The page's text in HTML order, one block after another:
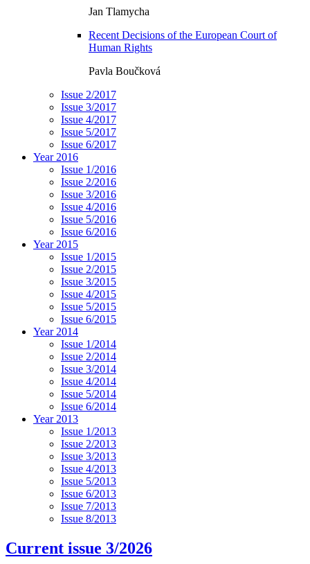
Jan Tlamycha
Recent Decisions of the European Court of
Human Rights
Pavla Boučková
Issue 2/2017
Issue 3/2017
Issue 4/2017
Issue 5/2017
Issue 6/2017
Year 2016
Issue 1/2016
Issue 2/2016
Issue 3/2016
Issue 4/2016
Issue 5/2016
Issue 6/2016
Year 2015
Issue 1/2015
Issue 2/2015
Issue 3/2015
Issue 4/2015
Issue 5/2015
Issue 6/2015
Year 2014
Issue 1/2014
Issue 2/2014
Issue 3/2014
Issue 4/2014
Issue 5/2014
Issue 6/2014
Year 2013
Issue 1/2013
Issue 2/2013
Issue 3/2013
Issue 4/2013
Issue 5/2013
Issue 6/2013
Issue 7/2013
Issue 8/2013
Current issue 3/2026